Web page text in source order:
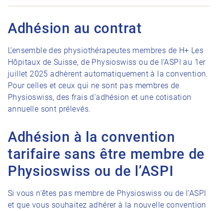
Adhésion au contrat
L’ensemble des physiothérapeutes membres de H+ Les
Hôpitaux de Suisse, de Physioswiss ou de l’ASPI au 1er
juillet 2025 adhèrent automatiquement à la convention.
Pour celles et ceux qui ne sont pas membres de
Physioswiss, des frais d’adhésion et une cotisation
annuelle sont prélevés.
Adhésion à la convention
tarifaire sans être membre de
Physioswiss ou de l’ASPI
Si vous n’êtes pas membre de Physioswiss ou de l’ASPI
et que vous souhaitez adhérer à la nouvelle convention